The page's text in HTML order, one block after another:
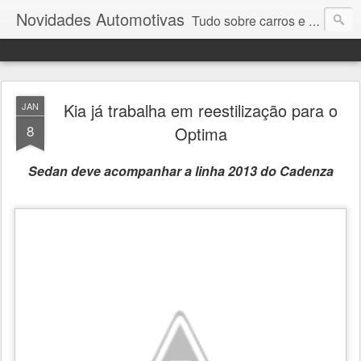
Novidades Automotivas Tudo sobre carros e motores
JAN
8
Kia já trabalha em reestilização para o
Optima
Sedan deve acompanhar a linha 2013 do Cadenza